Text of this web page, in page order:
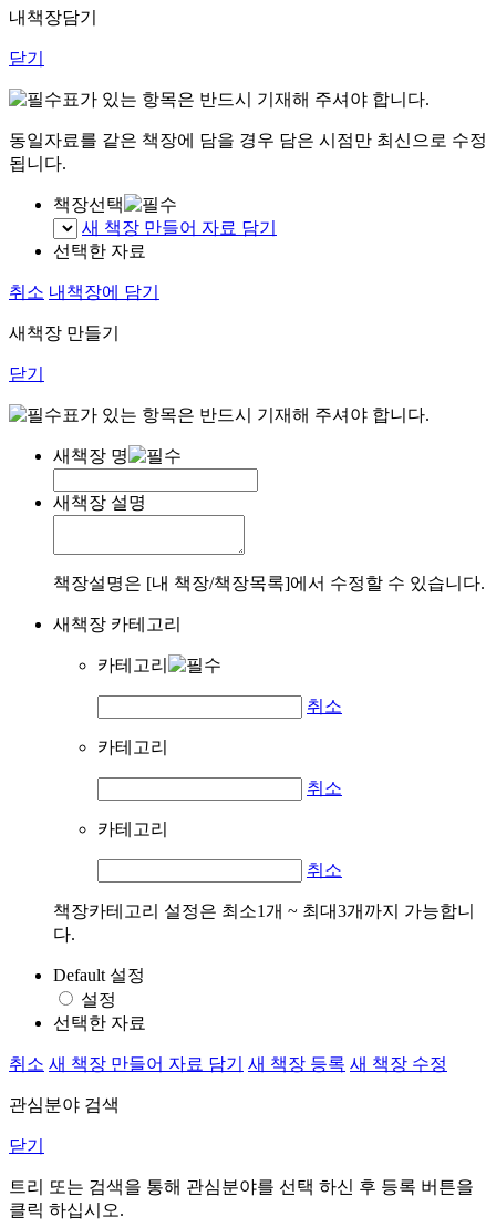
내책장담기
닫기
표가 있는 항목은 반드시 기재해 주셔야 합니다.
동일자료를 같은 책장에 담을 경우 담은 시점만 최신으로 수정
됩니다.
책장선택
새 책장 만들어 자료 담기
선택한 자료
취소 내책장에 담기
새책장 만들기
닫기
표가 있는 항목은 반드시 기재해 주셔야 합니다.
새책장 명
새책장 설명
책장설명은 [내 책장/책장목록]에서 수정할 수 있습니다.
새책장 카테고리
카테고리
취소
카테고리
취소
카테고리
취소
책장카테고리 설정은 최소1개 ~ 최대3개까지 가능합니
다.
Default 설정
설정
선택한 자료
취소 새 책장 만들어 자료 담기 새 책장 등록 새 책장 수정
관심분야 검색
닫기
트리 또는 검색을 통해 관심분야를 선택 하신 후 등록 버튼을
클릭 하십시오.